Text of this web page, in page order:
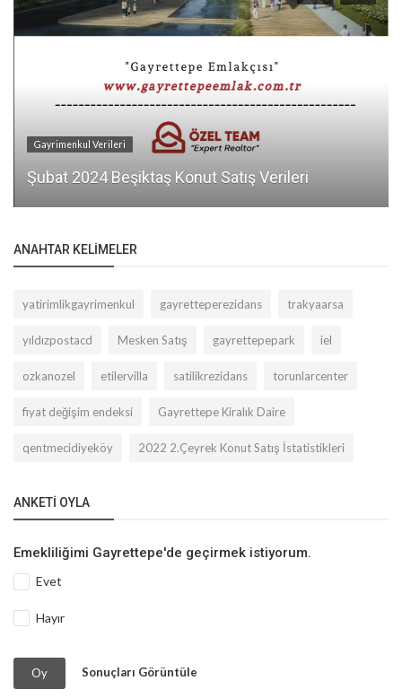
Gayrimenkul Verileri
Şubat 2024 Beşiktaş Konut Satış Verileri
ANAHTAR KELIMELER
yatirimlikgayrimenkul gayretteperezidans trakyaarsa
yıldızpostacd Mesken Satış gayrettepepark iel
ozkanozel etilervilla satilikrezidans torunlarcenter
fiyat değişim endeksi Gayrettepe Kiralık Daire
qentmecidiyeköy 2022 2.Çeyrek Konut Satış İstatistikleri
ANKETI OYLA
Emekliliğimi Gayrettepe'de geçirmek istiyorum.
Evet
Hayır
Oy Sonuçları Görüntüle